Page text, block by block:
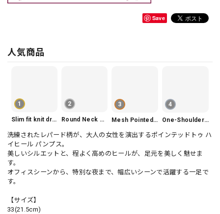
Save
人気商品
1
Slim fit knit dress(3color) V1330
2
Round Neck Tiered Sleeveless Dress V2290
3
Mesh Pointed Toe Pumps V165
4
One-Shoulder Slim-Fit Flattering Mermaid Skirt Dress V2295
洗練されたレパード柄が、大人の女性を演出するポインテッドトゥ ハ
イヒール パンプス。
美しいシルエットと、程よく高めのヒールが、足元を美しく魅せま
す。
オフィスシーンから、特別な夜まで、幅広いシーンで活躍する一足で
す。
【サイズ】
33(21.5cm)